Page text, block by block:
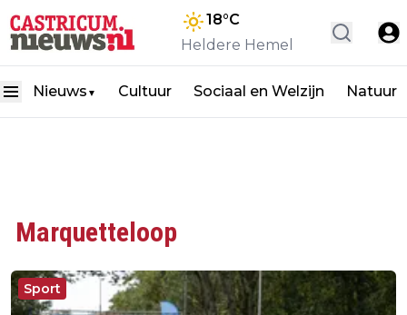
18°C
Heldere Hemel
Nieuws ▼ Cultuur Sociaal en Welzijn Natuur
Marquetteloop
Sport